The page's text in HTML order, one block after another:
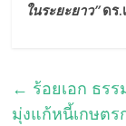
ในระยะยาว”ดร.
← ร้อยเอก ธร
มุ่งแก้หนี้เกษต